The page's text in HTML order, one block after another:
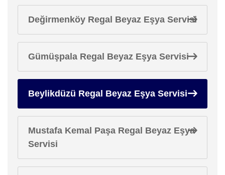
Değirmenköy Regal Beyaz Eşya Servisi
Gümüşpala Regal Beyaz Eşya Servisi
Beylikdüzü Regal Beyaz Eşya Servisi
Mustafa Kemal Paşa Regal Beyaz Eşya
Servisi